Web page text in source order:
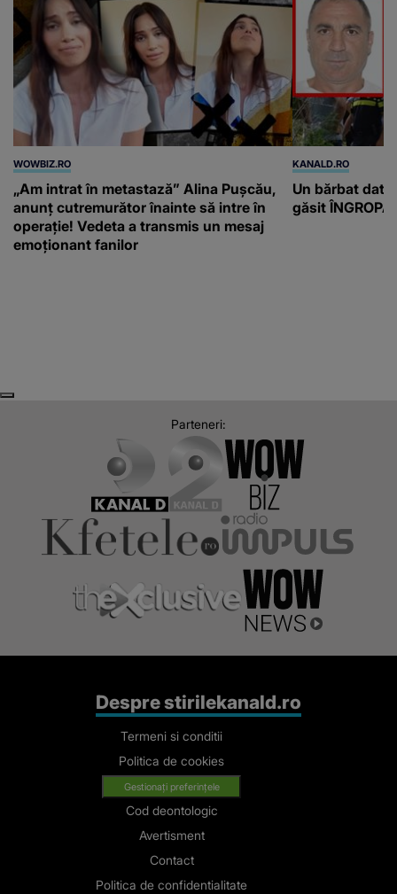
WOWBIZ.RO
„Am intrat în metastază” Alina Pușcău,
anunț cutremurător înainte să intre în
operație! Vedeta a transmis un mesaj
emoționant fanilor
KANALD.RO
Un bărbat dat
găsit
Parteneri:
Despre stirilekanald.ro
Termeni si conditii
Politica de cookies
Gestionați preferințele
Cod deontologic
Avertisment
Contact
Politica de confidentialitate